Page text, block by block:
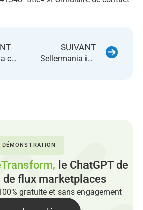
Sellermania compatible Back Market
SUIVANT
Sellermania intègre la marketplace ManoMano
DÉMONSTRATION
le ChatGPT de
de flux marketplaces
gratuite et sans engagement